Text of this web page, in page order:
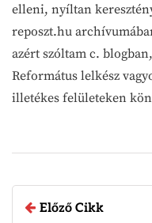
elleni, nyíltan
reposzt.hu
azért szóltam c.
Református lelkész
illetékes felületeken
Előző Cikk